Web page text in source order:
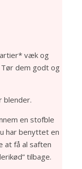
væk og
dem godt og
blender.
en stofble
har benyttet en
få al saften
tilbage.